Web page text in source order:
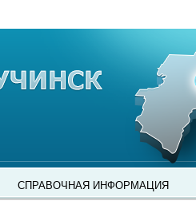
СПРАВОЧНАЯ ИНФОРМАЦИЯ